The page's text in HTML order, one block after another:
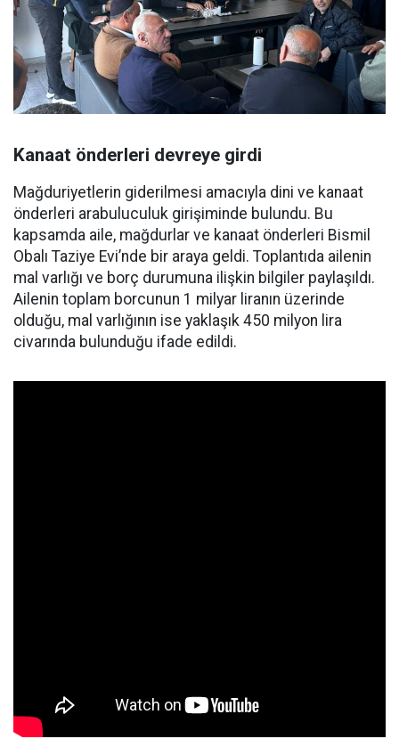
Kanaat önderleri devreye girdi
Mağduriyetlerin giderilmesi amacıyla dini ve kanaat
önderleri arabuluculuk girişiminde bulundu. Bu
kapsamda aile, mağdurlar ve kanaat önderleri Bismil
Obalı Taziye Evi’nde bir araya geldi. Toplantıda ailenin
mal varlığı ve borç durumuna ilişkin bilgiler paylaşıldı.
Ailenin toplam borcunun 1 milyar liranın üzerinde
olduğu, mal varlığının ise yaklaşık 450 milyon lira
civarında bulunduğu ifade edildi.